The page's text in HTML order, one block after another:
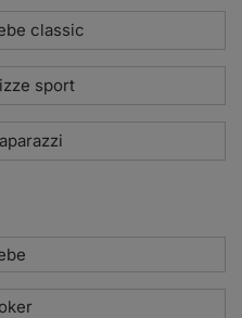
classic
sport